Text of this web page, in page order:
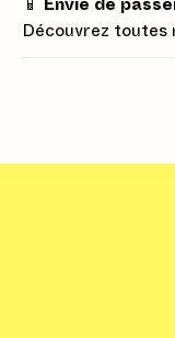
📱 Envie de
Découvrez toutes